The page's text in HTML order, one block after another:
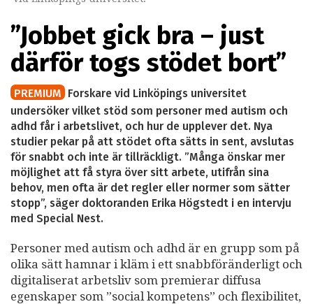
”Jobbet gick bra – just
därför togs stödet bort”
PREMIUM Forskare vid Linköpings universitet
undersöker vilket stöd som personer med autism och
adhd får i arbetslivet, och hur de upplever det. Nya
studier pekar på att stödet ofta sätts in sent, avslutas
för snabbt och inte är tillräckligt. ”Många önskar mer
möjlighet att få styra över sitt arbete, utifrån sina
behov, men ofta är det regler eller normer som sätter
stopp”, säger doktoranden Erika Högstedt i en intervju
med Special Nest.
Personer med autism och adhd är en grupp som på
olika sätt hamnar i kläm i ett snabbföränderligt och
digitaliserat arbetsliv som premierar diffusa
egenskaper som ”social kompetens” och flexibilitet,